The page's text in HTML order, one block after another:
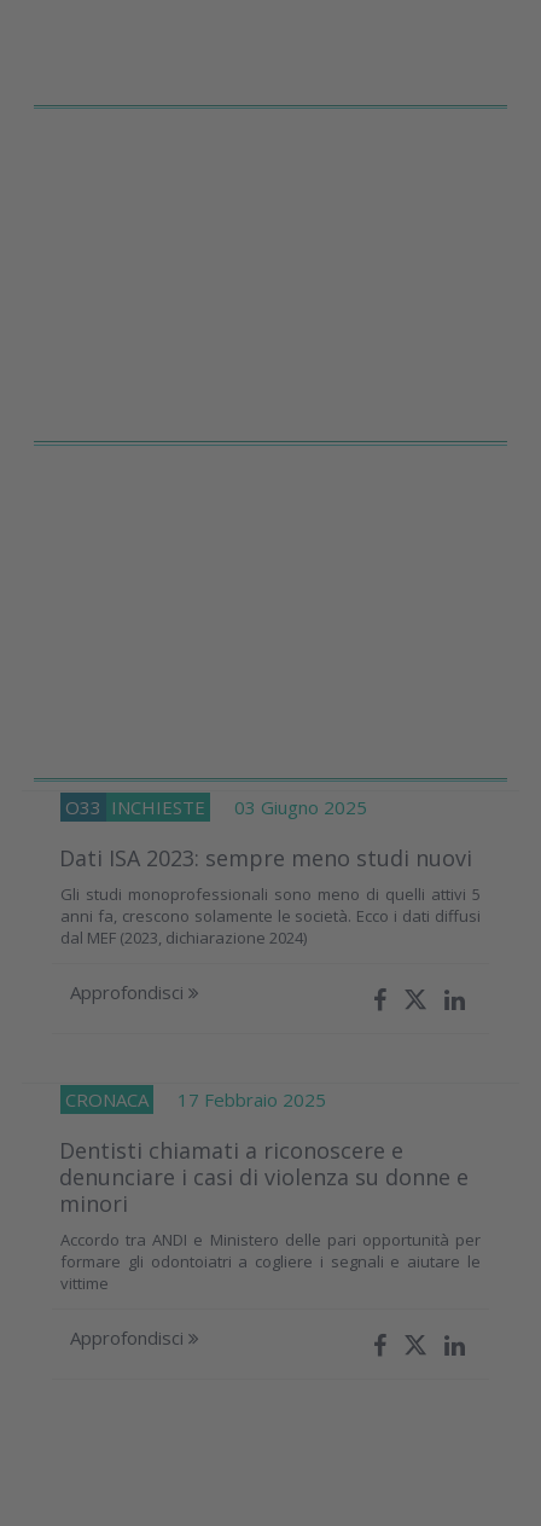
O33 INCHIESTE 03 Giugno 2025
Dati ISA 2023: sempre meno studi nuovi
Gli studi monoprofessionali sono meno di quelli attivi 5
anni fa, crescono solamente le società. Ecco i dati diffusi
dal MEF (2023, dichiarazione 2024)
Approfondisci
CRONACA 17 Febbraio 2025
Dentisti chiamati a riconoscere e
denunciare i casi di violenza su donne e
minori
Accordo tra ANDI e Ministero delle pari opportunità per
formare gli odontoiatri a cogliere i segnali e aiutare le
vittime
Approfondisci